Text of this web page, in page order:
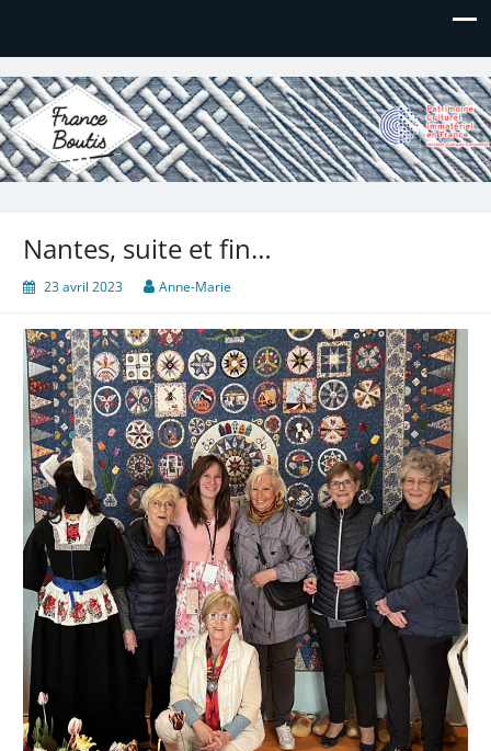
France Boutis
Le site de France Boutis
Nantes, suite et fin…
23 avril 2023 Anne-Marie